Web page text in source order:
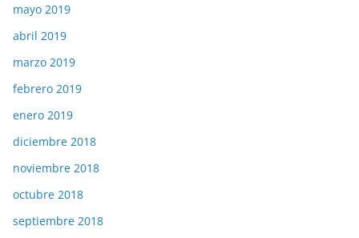
mayo 2019
abril 2019
marzo 2019
febrero 2019
enero 2019
diciembre 2018
noviembre 2018
octubre 2018
septiembre 2018